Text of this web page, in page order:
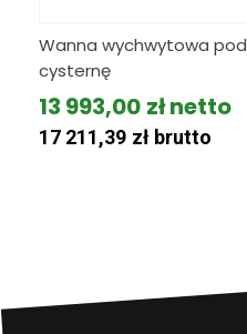
Wanna wychwytowa pod
cysternę
13 993,00 zł
17 211,39 zł brutto